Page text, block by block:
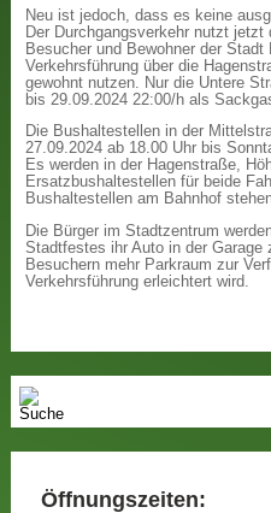
Neu ist jedoch, dass es keine
Der Durchgangsverkehr nutzt
Besucher und Bewohner der Stadt
Verkehrsführung über die
gewohnt nutzen. Nur die Untere
bis 29.09.2024 22:00/h als
Die Bushaltestellen in der
27.09.2024 ab 18.00 Uhr bis
Es werden in der Hagenstraße,
Ersatzbushaltestellen für beide
Bushaltestellen am Bahnhof
Die Bürger im Stadtzentrum
Stadtfestes ihr Auto in der
Besuchern mehr Parkraum zur
Verkehrsführung erleichtert wird.
Öffnungszeiten: